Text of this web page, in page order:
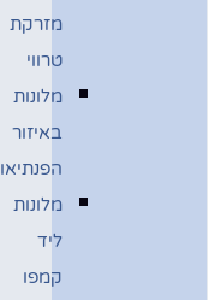
מזרקת
טרווי
מלונות
באיזור
הפנתיאון
מלונות
ליד
קמפו